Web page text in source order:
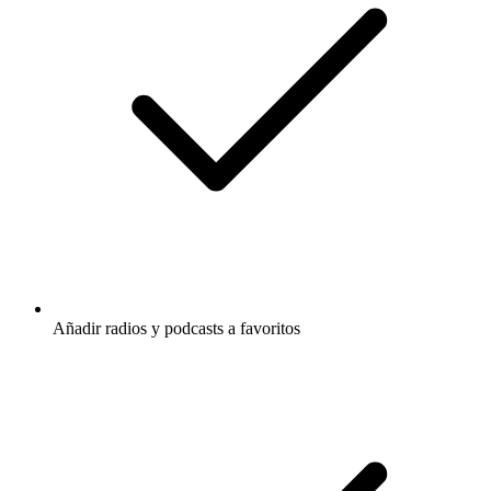
Añadir radios y podcasts a favoritos